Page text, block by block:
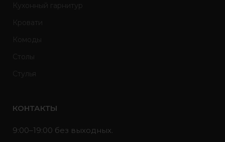
Кухонный гарнитур
Кровати
Комоды
Столы
Стулья
КОНТАКТЫ
9:00–19:00 без выходных.